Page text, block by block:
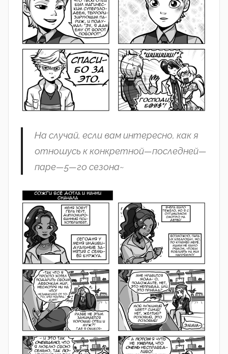
На случай, если вам интересно, как я
отношусь к конкретной—последней—
паре—5—го сезона~